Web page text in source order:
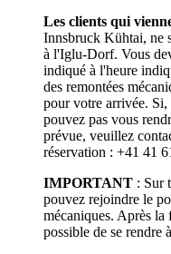
Les clients qui
Innsbruck Kühtai, ne
à l'Iglu-Dorf. Vous
indiqué à l'heure
des remontées
pour votre arrivée.
pouvez pas vous
prévue, veuillez
réservation : +41 41
IMPORTANT : Sur
pouvez rejoindre le
mécaniques. Après
possible de se rendre